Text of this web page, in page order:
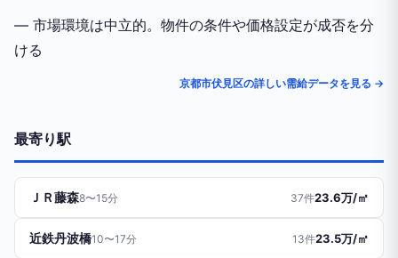
— 市場環境は中立的。物件の条件や価格設定が成否を分
ける
京都市伏見区の詳しい需給データを見る →
最寄り駅
ＪＲ藤森8〜15分 37件23.6万/㎡
近鉄丹波橋10〜17分 13件23.5万/㎡